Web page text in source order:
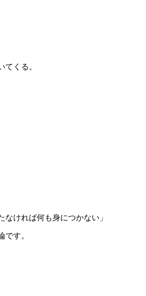
てくる。
なければ何も身につかない」
です。